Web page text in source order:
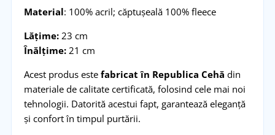
Material: 100% acril; căptușeală 100% fleece
Lățime:23 cm
Înălțime:21 cm
Acest produs este fabricat în Republica Cehă din
materiale de calitate certificată, folosind cele mai noi
tehnologii. Datorită acestui fapt, garantează eleganță
și confort în timpul purtării.